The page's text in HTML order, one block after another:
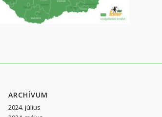
ARCHÍVUM
2024. július